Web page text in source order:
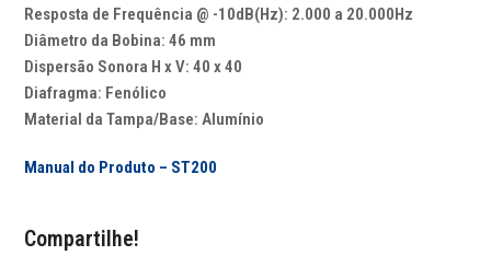
Resposta de Frequência @ -10dB(Hz): 2.000 a 20.000Hz
Diâmetro da Bobina: 46 mm
Dispersão Sonora H x V: 40 x 40
Diafragma: Fenólico
Material da Tampa/Base: Alumínio
Manual do Produto – ST200
Compartilhe!